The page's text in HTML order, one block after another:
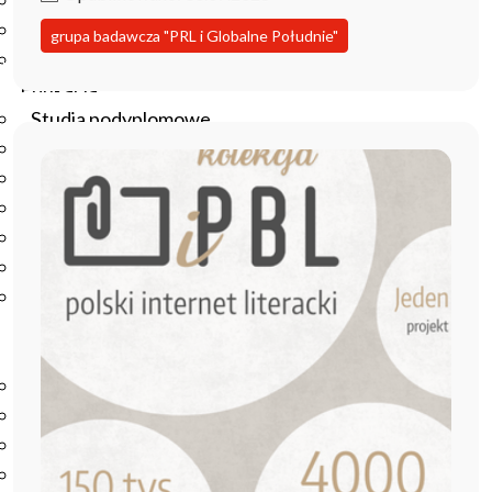
Repozytorium RCIN
Otwarta nauka
Edukacja
Studia podyplomowe
Szkolenia
Szkoła Doktorska Anthropos
Erasmus
Olimpiada Literatury i Języka Polskiego
Olimpiada Literatury i Języka Polskiego dla Szkół
Podstawowych
Biblioteka
O bibliotece
Godziny otwarcia
Katalog
Nowości
grupa badawcza "PRL i Globalne Południe"